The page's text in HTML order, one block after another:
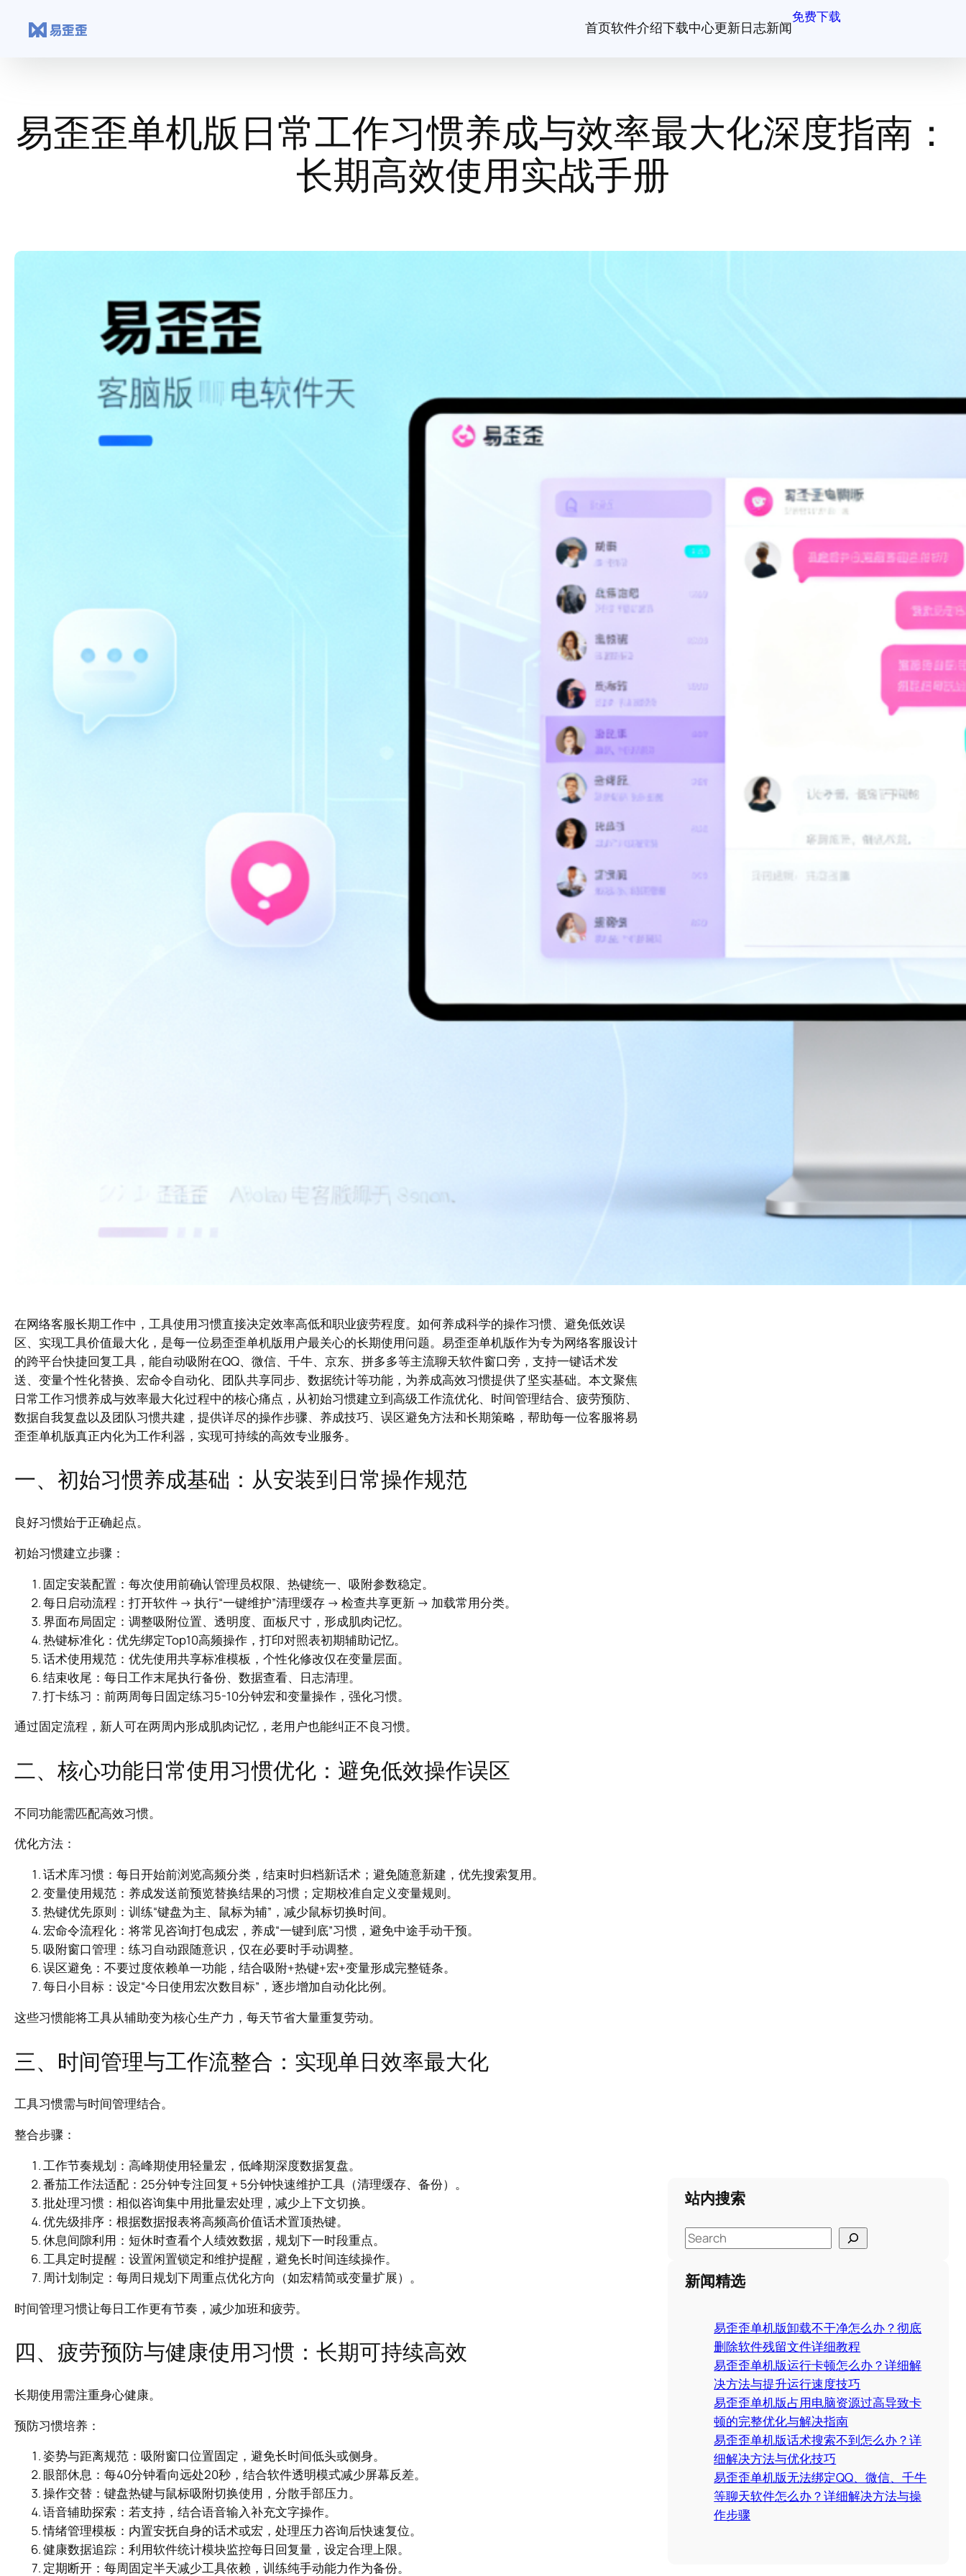
首页软件介绍下载中心更新日志新闻
免费下载
易歪歪单机版日常工作习惯养成与效率最大化深度指南：
长期高效使用实战手册
在网络客服长期工作中，工具使用习惯直接决定效率高低和职业疲劳程度。如何养成科学的操作习惯、避免低效误
区、实现工具价值最大化，是每一位易歪歪单机版用户最关心的长期使用问题。易歪歪单机版作为专为网络客服设计
的跨平台快捷回复工具，能自动吸附在QQ、微信、千牛、京东、拼多多等主流聊天软件窗口旁，支持一键话术发
送、变量个性化替换、宏命令自动化、团队共享同步、数据统计等功能，为养成高效习惯提供了坚实基础。本文聚焦
日常工作习惯养成与效率最大化过程中的核心痛点，从初始习惯建立到高级工作流优化、时间管理结合、疲劳预防、
数据自我复盘以及团队习惯共建，提供详尽的操作步骤、养成技巧、误区避免方法和长期策略，帮助每一位客服将易
歪歪单机版真正内化为工作利器，实现可持续的高效专业服务。
一、初始习惯养成基础：从安装到日常操作规范
良好习惯始于正确起点。
初始习惯建立步骤：
固定安装配置：每次使用前确认管理员权限、热键统一、吸附参数稳定。
每日启动流程：打开软件 → 执行“一键维护”清理缓存 → 检查共享更新 → 加载常用分类。
界面布局固定：调整吸附位置、透明度、面板尺寸，形成肌肉记忆。
热键标准化：优先绑定Top10高频操作，打印对照表初期辅助记忆。
话术使用规范：优先使用共享标准模板，个性化修改仅在变量层面。
结束收尾：每日工作末尾执行备份、数据查看、日志清理。
打卡练习：前两周每日固定练习5-10分钟宏和变量操作，强化习惯。
通过固定流程，新人可在两周内形成肌肉记忆，老用户也能纠正不良习惯。
二、核心功能日常使用习惯优化：避免低效操作误区
不同功能需匹配高效习惯。
优化方法：
话术库习惯：每日开始前浏览高频分类，结束时归档新话术；避免随意新建，优先搜索复用。
变量使用规范：养成发送前预览替换结果的习惯；定期校准自定义变量规则。
热键优先原则：训练“键盘为主、鼠标为辅”，减少鼠标切换时间。
宏命令流程化：将常见咨询打包成宏，养成“一键到底”习惯，避免中途手动干预。
吸附窗口管理：练习自动跟随意识，仅在必要时手动调整。
误区避免：不要过度依赖单一功能，结合吸附+热键+宏+变量形成完整链条。
每日小目标：设定“今日使用宏次数目标”，逐步增加自动化比例。
这些习惯能将工具从辅助变为核心生产力，每天节省大量重复劳动。
三、时间管理与工作流整合：实现单日效率最大化
工具习惯需与时间管理结合。
整合步骤：
工作节奏规划：高峰期使用轻量宏，低峰期深度数据复盘。
番茄工作法适配：25分钟专注回复 + 5分钟快速维护工具（清理缓存、备份）。
批处理习惯：相似咨询集中用批量宏处理，减少上下文切换。
优先级排序：根据数据报表将高频高价值话术置顶热键。
休息间隙利用：短休时查看个人绩效数据，规划下一时段重点。
工具定时提醒：设置闲置锁定和维护提醒，避免长时间连续操作。
周计划制定：每周日规划下周重点优化方向（如宏精简或变量扩展）。
时间管理习惯让每日工作更有节奏，减少加班和疲劳。
四、疲劳预防与健康使用习惯：长期可持续高效
长期使用需注重身心健康。
预防习惯培养：
姿势与距离规范：吸附窗口位置固定，避免长时间低头或侧身。
眼部休息：每40分钟看向远处20秒，结合软件透明模式减少屏幕反差。
操作交替：键盘热键与鼠标吸附切换使用，分散手部压力。
语音辅助探索：若支持，结合语音输入补充文字操作。
情绪管理模板：内置安抚自身的话术或宏，处理压力咨询后快速复位。
健康数据追踪：利用软件统计模块监控每日回复量，设定合理上限。
定期断开：每周固定半天减少工具依赖，训练纯手动能力作为备份。
站内搜索
S
e
a
r
新闻精选
易歪歪单机版卸载不干净怎么办？彻底
删除软件残留文件详细教程
易歪歪单机版运行卡顿怎么办？详细解
决方法与提升运行速度技巧
易歪歪单机版占用电脑资源过高导致卡
顿的完整优化与解决指南
易歪歪单机版话术搜索不到怎么办？详
细解决方法与优化技巧
易歪歪单机版无法绑定QQ、微信、千牛
等聊天软件怎么办？详细解决方法与操
作步骤